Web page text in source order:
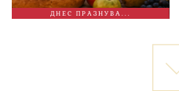
ДНЕС ПРАЗНУВА...